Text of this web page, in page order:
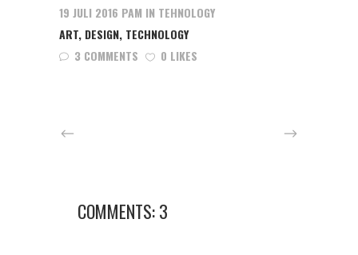
19 JULI 2016 PAM IN TEHNOLOGY
ART, DESIGN, TECHNOLOGY
3 COMMENTS
0 LIKES
COMMENTS: 3